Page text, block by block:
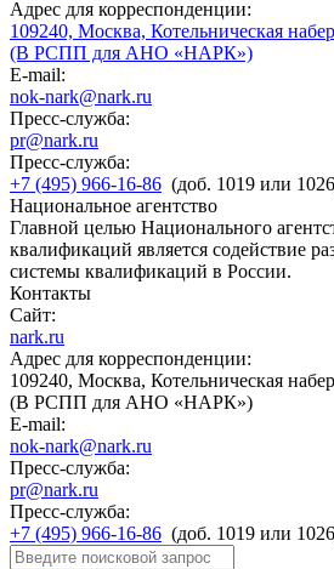
Адрес для корреспонденции:
109240, Москва, Котельническая
(В РСПП для АНО «НАРК»)
E-mail:
nok-nark@nark.ru
Пресс-служба:
pr@nark.ru
Пресс-служба:
+7 (495) 966-16-86 (доб. 1019 или
Национальное агентство
Главной целью Национального
квалификаций является содействие
системы квалификаций в России.
Контакты
Сайт:
nark.ru
Адрес для корреспонденции:
109240, Москва, Котельническая
(В РСПП для АНО «НАРК»)
E-mail:
nok-nark@nark.ru
Пресс-служба:
pr@nark.ru
Пресс-служба:
+7 (495) 966-16-86 (доб. 1019 или